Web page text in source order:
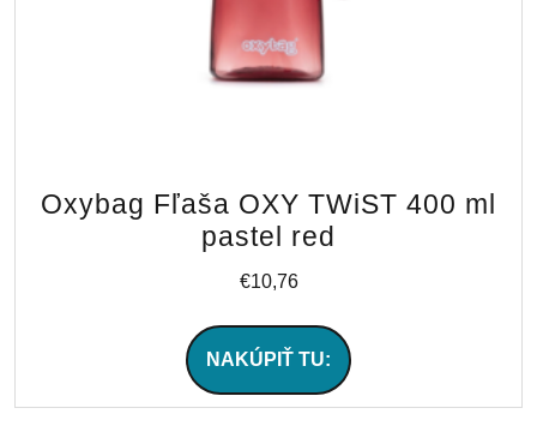
Oxybag Fľaša OXY TWiST 400 ml
pastel red
€10,76
NAKÚPIŤ TU: